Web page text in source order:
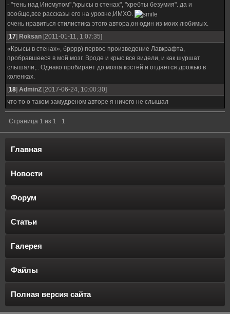
- "тень над Инсмутом","крысы в стенах", "хребты безумия". да и
вообще,все рассказы его на уровне,ИМХО.
очень нравиться стилистика этого автора,он один из моих любимых.
[17] Roksan [2011-01-11, 1:07:35]
«Крысы в стенах», брррр) первое произведение Лавкрафта,
пробравшееся в мой мозг. Вроде и крыс все видели, и как шуршат
слышали,.. Однако пробирает до мозга костей и отдается дрожью в
коленках.
[18] AdminZ [2017-06-24, 10:00:30]
что то о таком замудреном авторе я ничего не слышал
Страница 1 из 1 1
Главная
Новости
Форум
Статьи
Галерея
Файлы
Полная версия сайта